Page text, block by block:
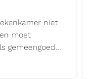
niet
moet
gemeengoed…